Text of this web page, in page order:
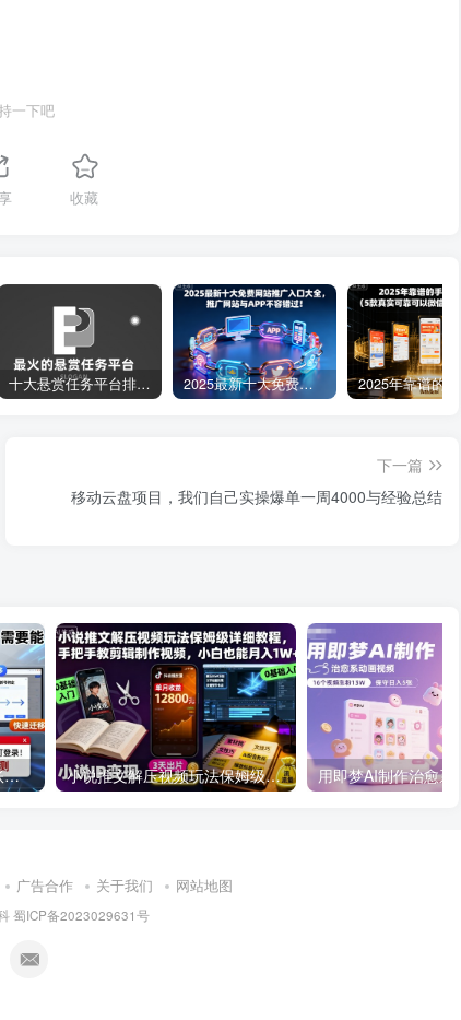
一下吧
收藏
十大悬赏任务平台排行榜（全网最好的悬赏任务平台） 2025最新十大免费网站推广入口大全，推广网站与APP不容错过！
下一篇
移动云盘项目，我们自己实操爆单一周4000与经验总结
最新抖音转移sm技术，原账号需要能登陆才能替换，具体自测 小说推文解压视频玩法保姆级详细教程，手把手教剪辑制作视频，小白也能月入1W+
广告合作 关于我们 网站地图
蜀ICP备2023029631号